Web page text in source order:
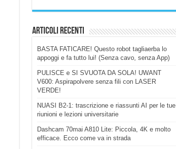
Articoli Recenti
BASTA FATICARE! Questo robot tagliaerba lo
appoggi e fa tutto lui! (Senza cavo, senza App)
PULISCE e SI SVUOTA DA SOLA! UWANT
V600: Aspirapolvere senza fili con LASER
VERDE!
NUASI B2-1: trascrizione e riassunti AI per le tue
riunioni e lezioni universitarie
Dashcam 70mai A810 Lite: Piccola, 4K e molto
efficace. Ecco come va in strada